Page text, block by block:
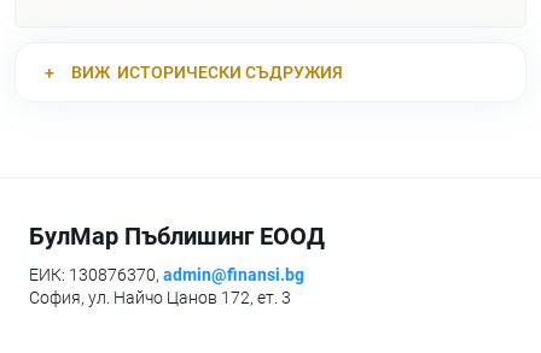
ВИЖ ИСТОРИЧЕСКИ СЪДРУЖИЯ
БулМар Пъблишинг ЕООД
ЕИК: 130876370, admin@finansi.bg
София, ул. Найчо Цанов 172, ет. 3